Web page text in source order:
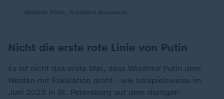
Nicht die erste rote Linie von Putin
Es ist nicht das erste Mal, dass Wladimir Putin dem
Westen mit Eskalation droht - wie beispielsweise im
Juni 2022 in St. Petersburg auf dem dortigen